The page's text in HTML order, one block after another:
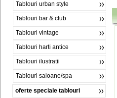
Tablouri urban style
Tablouri bar & club
Tablouri vintage
Tablouri harti antice
Tablouri ilustratii
Tablouri saloane/spa
oferte speciale tablouri